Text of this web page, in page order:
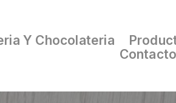
Y Chocolateria
Contacto